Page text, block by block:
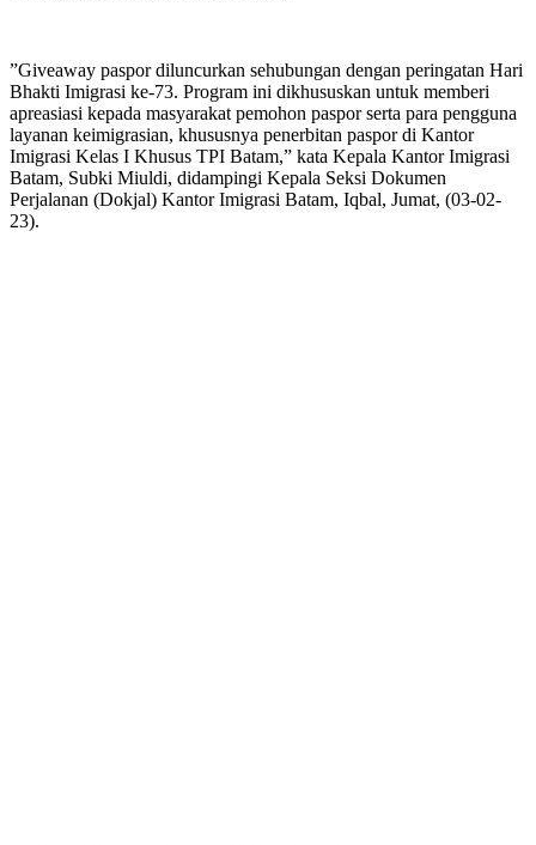
”Giveaway paspor diluncurkan sehubungan dengan peringatan Hari
Bhakti Imigrasi ke-73. Program ini dikhususkan untuk memberi
apreasiasi kepada masyarakat pemohon paspor serta para pengguna
layanan keimigrasian, khususnya penerbitan paspor di Kantor
Imigrasi Kelas I Khusus TPI Batam,” kata Kepala Kantor Imigrasi
Batam, Subki Miuldi, didampingi Kepala Seksi Dokumen
Perjalanan (Dokjal) Kantor Imigrasi Batam, Iqbal, Jumat, (03-02-
23).